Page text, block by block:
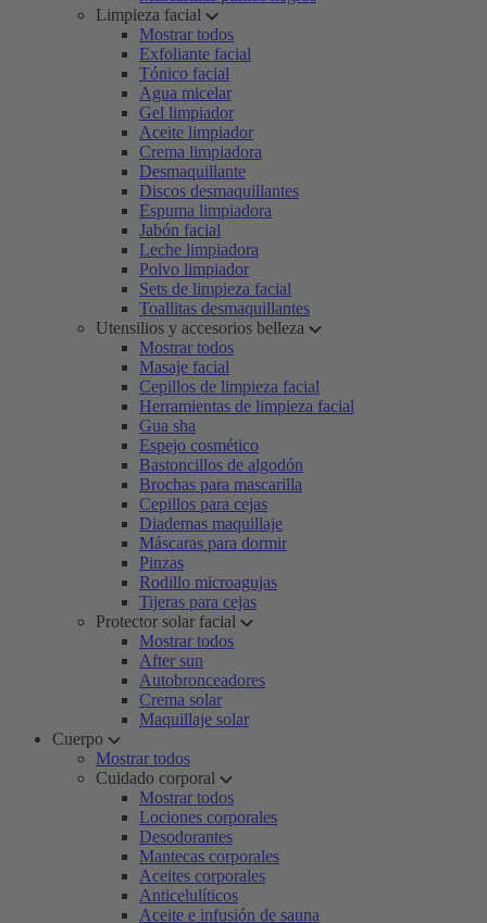
Limpieza facial
Mostrar todos
Exfoliante facial
Tónico facial
Agua micelar
Gel limpiador
Aceite limpiador
Crema limpiadora
Desmaquillante
Discos desmaquillantes
Espuma limpiadora
Jabón facial
Leche limpiadora
Polvo limpiador
Sets de limpieza facial
Toallitas desmaquillantes
Utensilios y accesorios belleza
Mostrar todos
Masaje facial
Cepillos de limpieza facial
Herramientas de limpieza facial
Gua sha
Espejo cosmético
Bastoncillos de algodón
Brochas para mascarilla
Cepillos para cejas
Diademas maquillaje
Máscaras para dormir
Pinzas
Rodillo microagujas
Tijeras para cejas
Protector solar facial
Mostrar todos
After sun
Autobronceadores
Crema solar
Maquillaje solar
Cuerpo
Mostrar todos
Cuidado corporal
Mostrar todos
Lociones corporales
Desodorantes
Mantecas corporales
Aceites corporales
Anticelulíticos
Aceite e infusión de sauna